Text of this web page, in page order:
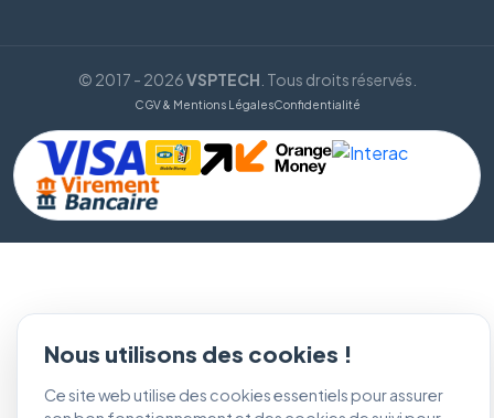
© 2017 - 2026VSPTECH . Tous droits réservés.
CGV & Mentions LégalesConfidentialité
Nous utilisons des cookies !
Ce site web utilise des cookies essentiels pour assurer